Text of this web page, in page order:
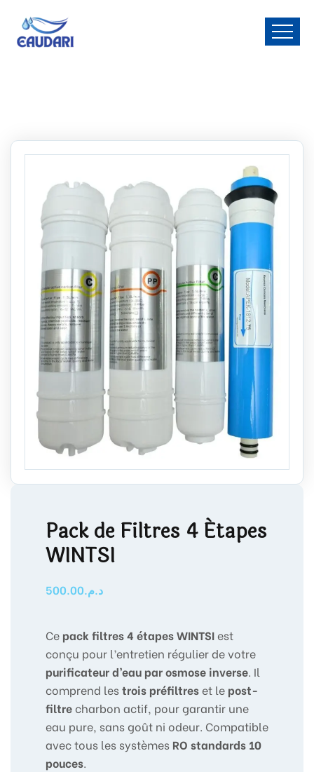
Pack de Filtres 4 Étapes
WINTSI
د.م.500.00
Ce pack filtres 4 étapes WINTSIest
conçu pour l’entretien régulier de votre
purificateur d’eau par osmose inverse. Il
comprend lestrois préfiltreset le post-
filtrecharbon actif, pour garantir une
eau pure, sans goût ni odeur. Compatible
avec tous les systèmes RO standards 10
pouces.